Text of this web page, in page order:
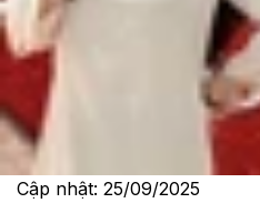
Gợi ý top 4 điện
vì iPhone 17
Lê Thị Huỳnh Như
Ngày đăng:
25/09/2025
Cập nhật: 25/09/2025